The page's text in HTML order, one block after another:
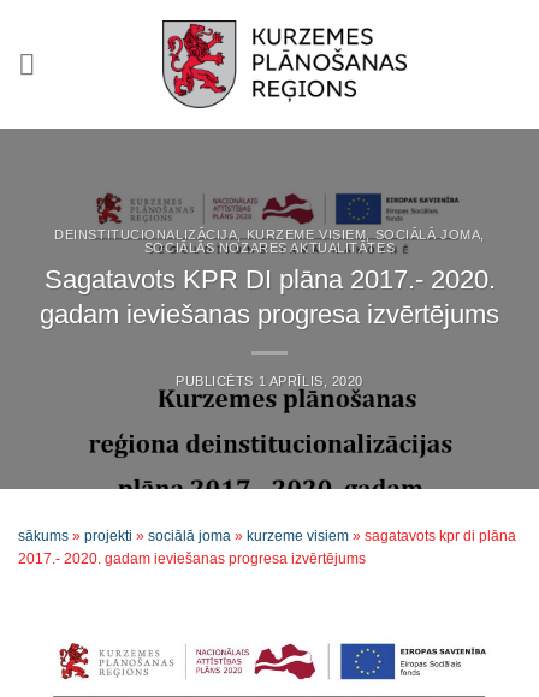
content
DEINSTITUCIONALIZĀCIJA KURZEME VISIEM SOCIĀLĀ JOMA
SOCIĀLĀS NOZARES AKTUALITĀTES
Sagatavots KPR DI plāna 2017.- 2020.
gadam ieviešanas progresa izvērtējums
PUBLICĒTS 1 APRĪLIS, 2020
sākums » projekti » sociālā joma » kurzeme visiem » sagatavots kpr di plāna
2017.- 2020. gadam ieviešanas progresa izvērtējums